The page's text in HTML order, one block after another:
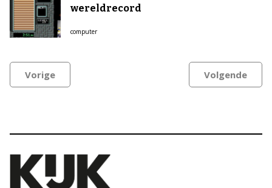
wereldrecord
computer
Vorige Volgende